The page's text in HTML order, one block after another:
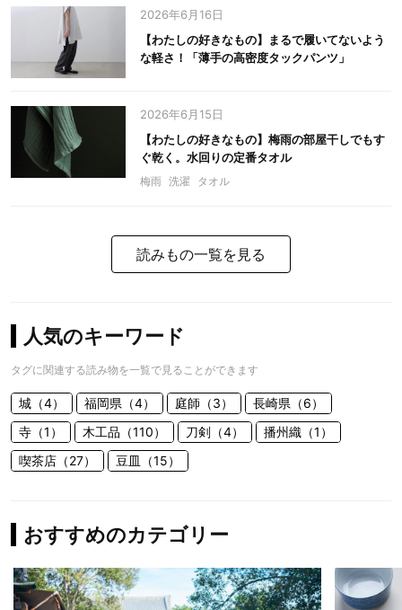
2026年6月16日
【わたしの好きなもの】まるで履いてないよう
な軽さ！「薄手の高密度タックパンツ」
2026年6月15日
【わたしの好きなもの】梅雨の部屋干しでもす
ぐ乾く。水回りの定番タオル
梅雨 洗濯 タオル
読みもの一覧を見る
人気のキーワード
タグに関連する読み物を一覧で見ることができます
城（4） 福岡県（4） 庭師（3）
長崎県（6）
寺（1）
木工品（110） 刀剣（4）
播州織（1）
喫茶店（27）
豆皿（15）
おすすめのカテゴリー